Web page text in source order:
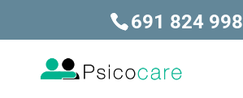
691 824 998